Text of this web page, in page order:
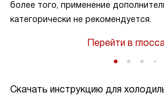
Скачать инструкцию для
более того, применение
категорически не рекомендуется.
Перейти в